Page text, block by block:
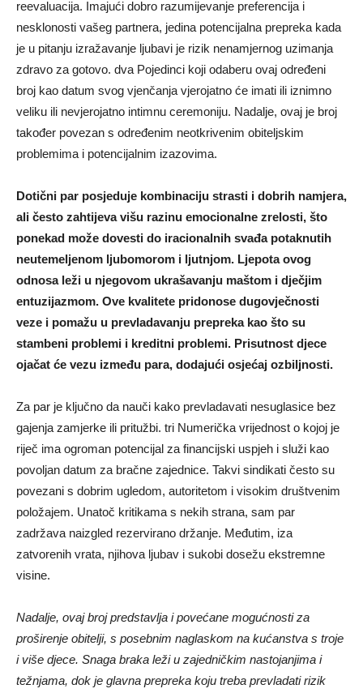
reevaluacija. Imajući dobro razumijevanje preferencija i
nesklonosti vašeg partnera, jedina potencijalna prepreka kada
je u pitanju izražavanje ljubavi je rizik nenamjernog uzimanja
zdravo za gotovo. dva Pojedinci koji odaberu ovaj određeni
broj kao datum svog vjenčanja vjerojatno će imati ili iznimno
veliku ili nevjerojatno intimnu ceremoniju. Nadalje, ovaj je broj
također povezan s određenim neotkrivenim obiteljskim
problemima i potencijalnim izazovima.
Dotični par posjeduje kombinaciju strasti i dobrih namjera,
ali često zahtijeva višu razinu emocionalne zrelosti, što
ponekad može dovesti do iracionalnih svađa potaknutih
neutemeljenom ljubomorom i ljutnjom. Ljepota ovog
odnosa leži u njegovom ukrašavanju maštom i dječjim
entuzijazmom. Ove kvalitete pridonose dugovječnosti
veze i pomažu u prevladavanju prepreka kao što su
stambeni problemi i kreditni problemi. Prisutnost djece
ojačat će vezu između para, dodajući osjećaj ozbiljnosti.
Za par je ključno da nauči kako prevladavati nesuglasice bez
gajenja zamjerke ili pritužbi. tri Numerička vrijednost o kojoj je
riječ ima ogroman potencijal za financijski uspjeh i služi kao
povoljan datum za bračne zajednice. Takvi sindikati često su
povezani s dobrim ugledom, autoritetom i visokim društvenim
položajem. Unatoč kritikama s nekih strana, sam par
zadržava naizgled rezervirano držanje. Međutim, iza
zatvorenih vrata, njihova ljubav i sukobi dosežu ekstremne
visine.
Nadalje, ovaj broj predstavlja i povećane mogućnosti za
proširenje obitelji, s posebnim naglaskom na kućanstva s troje
i više djece. Snaga braka leži u zajedničkim nastojanjima i
težnjama, dok je glavna prepreka koju treba prevladati rizik